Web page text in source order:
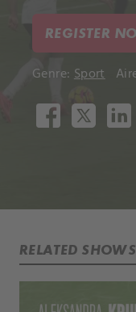
REGISTER
Genre: Sport
RELATED SHOWS